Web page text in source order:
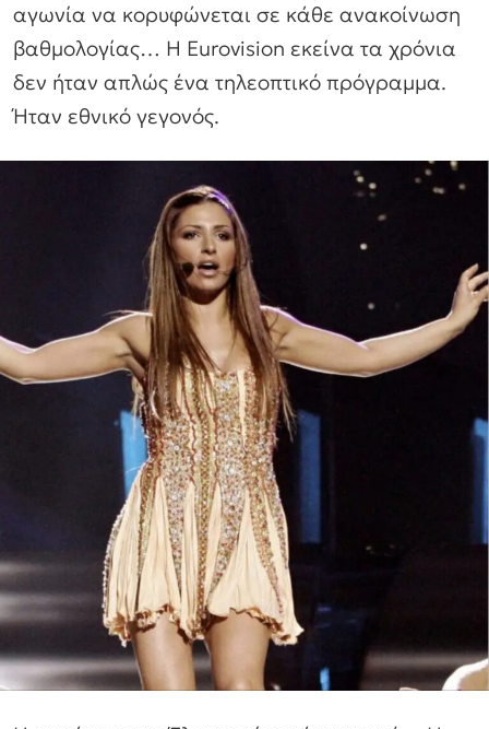
αγωνία να κορυφώνεται σε κάθε ανακοίνωση
βαθμολογίας… Η Eurovision εκείνα τα χρόνια
δεν ήταν απλώς ένα τηλεοπτικό πρόγραμμα.
Ήταν εθνικό γεγονός.